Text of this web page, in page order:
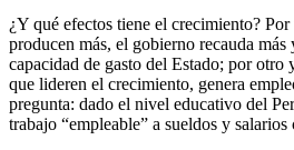
¿Y qué efectos tiene el crecimiento?
producen más, el gobierno recauda
capacidad de gasto del Estado; por otro
que lideren el crecimiento, genera
pregunta: dado el nivel educativo del
trabajo “empleable” a sueldos y salarios